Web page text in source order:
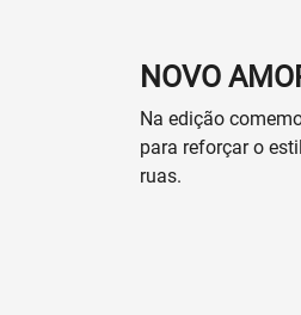
NOVO
Na edição
para reforçar o
ruas.